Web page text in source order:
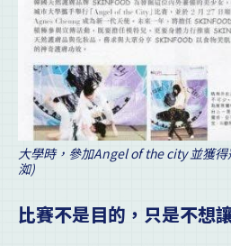
大學時，參加Angel of the city 並獲
洳)
比賽不是目的，只是不想